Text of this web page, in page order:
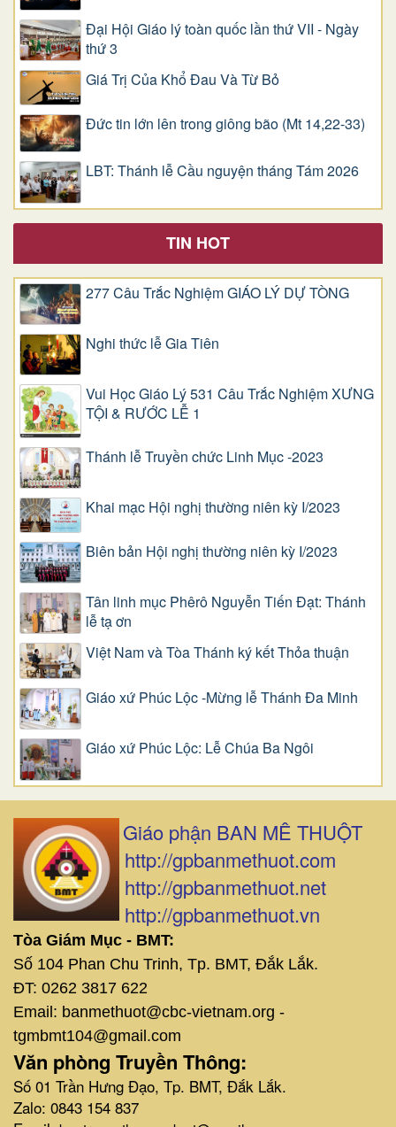
Đại Hội Giáo lý toàn quốc lần thứ VII - Ngày
thứ 3
Giá Trị Của Khổ Ðau Và Từ Bỏ
Đức tin lớn lên trong giông bão (Mt 14,22-33)
LBT: Thánh lễ Cầu nguyện tháng Tám 2026
TIN HOT
277 Câu Trắc Nghiệm GIÁO LÝ DỰ TÒNG
Nghi thức lễ Gia Tiên
Vui Học Giáo Lý 531 Câu Trắc Nghiệm XƯNG
TỘI & RƯỚC LỄ 1
Thánh lễ Truyền chức Linh Mục -2023
Khai mạc Hội nghị thường niên kỳ I/2023
Biên bản Hội nghị thường niên kỳ I/2023
Tân linh mục Phêrô Nguyễn Tiến Đạt: Thánh
lễ tạ ơn
Việt Nam và Tòa Thánh ký kết Thỏa thuận
Giáo xứ Phúc Lộc -Mừng lễ Thánh Đa Minh
Giáo xứ Phúc Lộc: Lễ Chúa Ba Ngôi
Giáo phận BAN MÊ THUỘT
http://gpbanmethuot.com
http://gpbanmethuot.net
http://gpbanmethuot.vn
Tòa Giám Mục - BMT:
Số 104 Phan Chu Trinh, Tp. BMT, Đắk Lắk.
ĐT: 0262 3817 622
Email: banmethuot@cbc-vietnam.org -
tgmbmt104@gmail.com
Văn phòng Truyền Thông:
Số 01 Trần Hưng Đạo, Tp. BMT, Đắk Lắk.
Zalo: 0843 154 837